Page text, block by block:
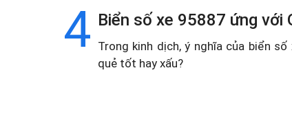
4 Biển số xe 95887 ứng với
Trong kinh dịch, ý nghĩa của biển
quẻ tốt hay xấu?